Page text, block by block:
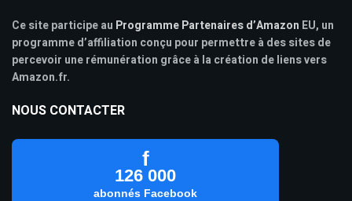
Ce site participe au Programme Partenaires d’Amazon EU, un
programme d’affiliation conçu pour permettre à des sites de
percevoir une rémunération grâce à la création de liens vers
Amazon.fr.
NOUS CONTACTER
f
126 000
abonnés Facebook